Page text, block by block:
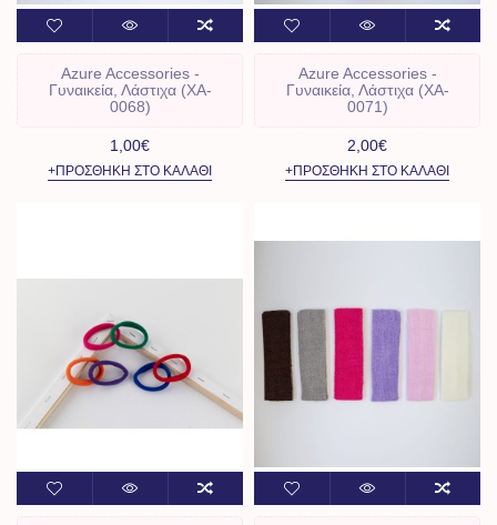
Azure Accessories -
Γυναικεία, Λάστιχα (XA-
0068)
1,00€
+ΠΡΟΣΘΉΚΗ ΣΤΟ ΚΑΛΆΘΙ
Azure Accessories -
Γυναικεία, Λάστιχα (XA-
0071)
2,00€
+ΠΡΟΣΘΉΚΗ ΣΤΟ ΚΑΛΆΘΙ